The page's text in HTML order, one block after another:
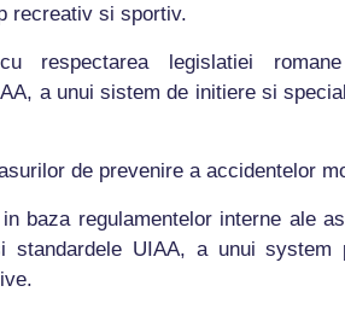
recreativ si sportiv.
respectarea legislatiei
a unui sistem de initiere si
de prevenire a accidentelor
baza regulamentelor interne ale
standardele UIAA, a unui